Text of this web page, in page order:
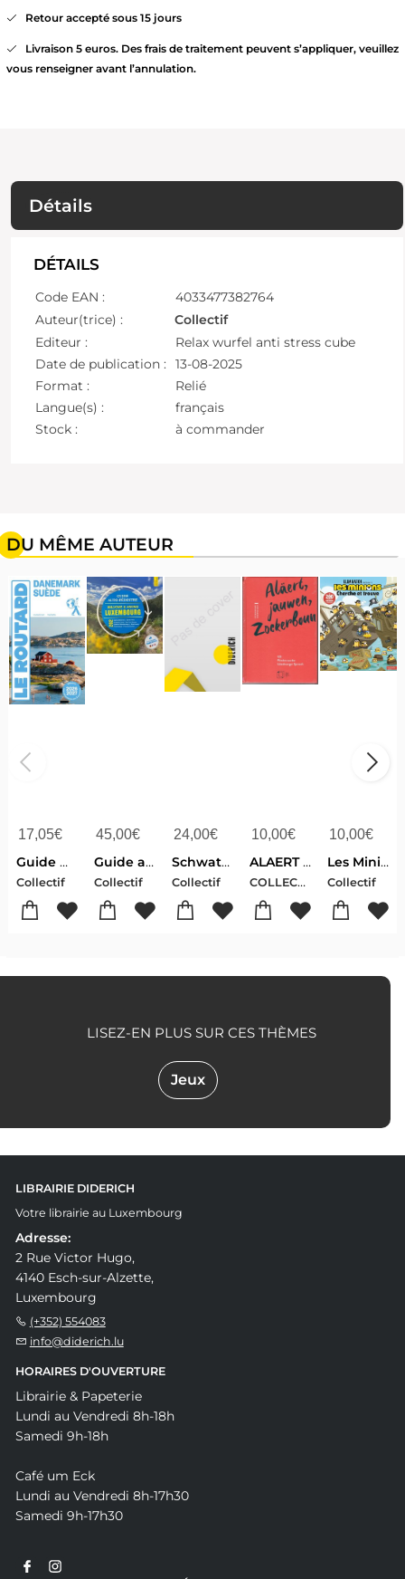
Retour accepté sous 15 jours
Livraison 5 euros. Des frais de traitement peuvent s’appliquer, veuillez
vous renseigner avant l’annulation.
Détails
DÉTAILS
Code EAN :
4033477382764
Auteur(trice) :
Collectif
Editeur :
Relax wurfel anti stress cube
Date de publication :
13-08-2025
Format :
Relié
Langue(s) :
français
Stock :
à commander
DU MÊME AUTEUR
17,05€
Guide Du Routard : Danemark, Suede (edition 2026/2027)
Collectif
45,00€
Guide auto-pedestre luxembourg 2025
Collectif
24,00€
Schwatzt dir letzebuergesch a2
Collectif
10,00€
ALAERT JAUWEN ZOCKERBOUN 123 PARELEN AUS DER LETZEBUERGER SPROOCH
COLLECTIF
10,00€
Les Minions : Cherche Et Trouve
Collectif
Jeux
LISEZ-EN PLUS SUR CES THÈMES
LIBRAIRIE DIDERICH
Votre librairie au Luxembourg
Adresse:
2 Rue Victor Hugo,
4140 Esch-sur-Alzette,
Luxembourg
(+352) 554083
info@diderich.lu
HORAIRES D'OUVERTURE
Librairie & Papeterie
Lundi au Vendredi 8h-18h
Samedi 9h-18h
Café um Eck
Lundi au Vendredi 8h-17h30
Samedi 9h-17h30